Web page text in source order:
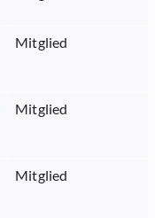
Mitglied
Mitglied
Mitglied